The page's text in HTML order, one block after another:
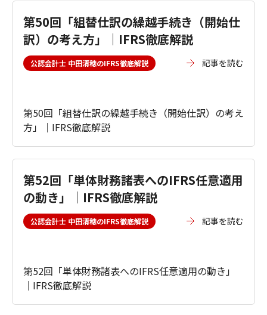
第50回「組替仕訳の繰越手続き（開始仕
訳）の考え方」｜IFRS徹底解説
公認会計士 中田清穂のIFRS徹底解説 記事を読む
第50回「組替仕訳の繰越手続き（開始仕訳）の考え
方」｜IFRS徹底解説
第52回「単体財務諸表へのIFRS任意適用
の動き」｜IFRS徹底解説
公認会計士 中田清穂のIFRS徹底解説 記事を読む
第52回「単体財務諸表へのIFRS任意適用の動き」
｜IFRS徹底解説